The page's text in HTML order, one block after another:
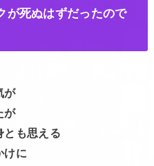
が死ぬはずだったので
が
が
とも思える
けに